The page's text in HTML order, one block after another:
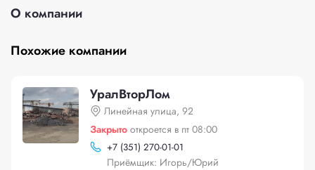
О компании
Похожие компании
УралВторЛом
Линейная улица, 92
Закрыто откроется в пт 08:00
+7 (351) 270-01-01
Приёмщик: Игорь/Юрий